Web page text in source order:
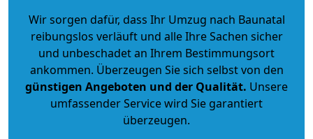
Wir sorgen dafür, dass Ihr Umzug nach Baunatal
reibungslos verläuft und alle Ihre Sachen sicher
und unbeschadet an Ihrem Bestimmungsort
ankommen. Überzeugen Sie sich selbst von den
günstigen Angeboten und der Qualität. Unsere
umfassender Service wird Sie garantiert
überzeugen.